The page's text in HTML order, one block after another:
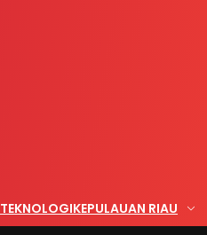
TEKNOLOGIKEPULAUAN RIAU